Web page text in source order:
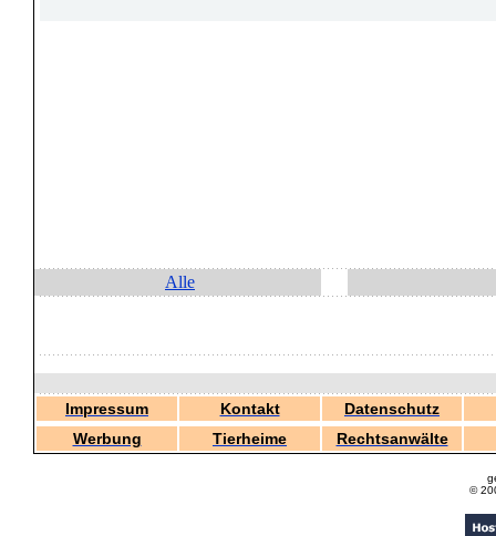
Alle
Impressum Kontakt
Datenschutz
Werbung
Tierheime Rechtsanwälte
©